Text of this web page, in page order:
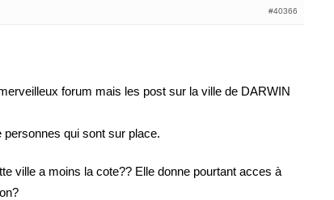
#40366
forum mais les post sur la ville de DARWIN
qui sont sur place.
ville a moins la cote?? Elle donne pourtant acces à